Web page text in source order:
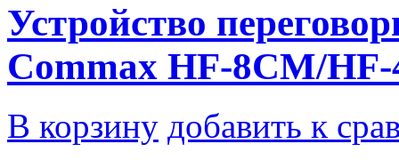
Устройство
Commax HF-8CM/
В корзину добавить к